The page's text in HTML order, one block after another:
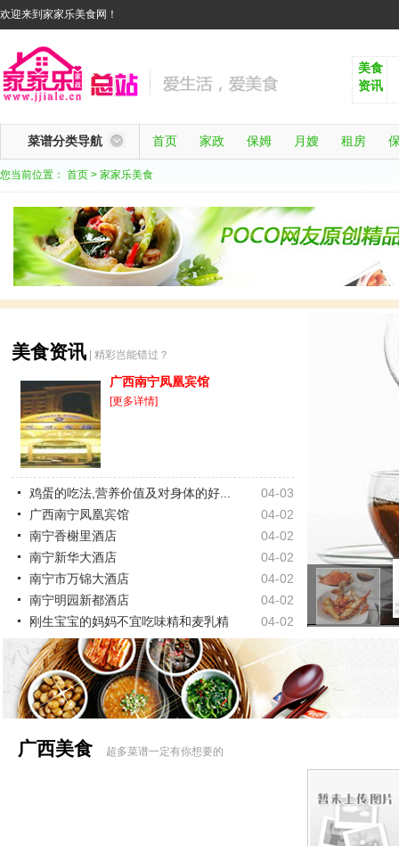
欢迎来到家家乐美食网！
美食
资讯
菜谱分类导航 首页 家政 保姆 月嫂 租房
您当前位置： 首页 > 家家乐美食
美食资讯 | 精彩岂能错过？
广西南宁凤凰宾馆
[更多详情]
鸡蛋的吃法,营养价值及对身体的好...
04-03
广西南宁凤凰宾馆
04-02
南宁香榭里酒店
04-02
南宁新华大酒店
04-02
南宁市万锦大酒店
04-02
南宁明园新都酒店
04-02
刚生宝宝的妈妈不宜吃味精和麦乳精
04-02
广西美食 超多菜谱一定有你想要的